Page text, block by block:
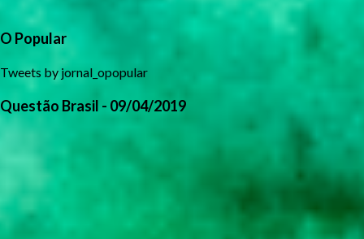
O Popular
Tweets by jornal_opopular
Questão Brasil - 09/04/2019